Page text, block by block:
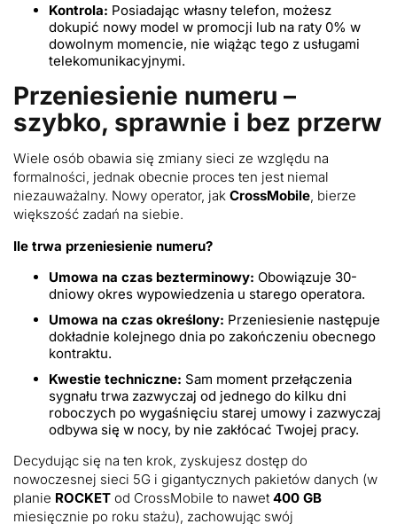
Kontrola: Posiadając własny telefon, możesz
dokupić nowy model w promocji lub na raty 0% w
dowolnym momencie, nie wiążąc tego z usługami
telekomunikacyjnymi.
Przeniesienie numeru –
szybko, sprawnie i bez przerw
Wiele osób obawia się zmiany sieci ze względu na
formalności, jednak obecnie proces ten jest niemal
niezauważalny. Nowy operator, jak CrossMobile , bierze
większość zadań na siebie.
Ile trwa przeniesienie numeru?
Umowa na czas bezterminowy: Obowiązuje 30-
dniowy okres wypowiedzenia u starego operatora.
Umowa na czas określony: Przeniesienie następuje
dokładnie kolejnego dnia po zakończeniu obecnego
kontraktu.
Kwestie techniczne: Sam moment przełączenia
sygnału trwa zazwyczaj od jednego do kilku dni
roboczych po wygaśnięciu starej umowy i zazwyczaj
odbywa się w nocy, by nie zakłócać Twojej pracy.
Decydując się na ten krok, zyskujesz dostęp do
nowoczesnej sieci 5G i gigantycznych pakietów danych (w
planie ROCKET od CrossMobile to nawet 400 GB
miesięcznie po roku stażu), zachowując swój